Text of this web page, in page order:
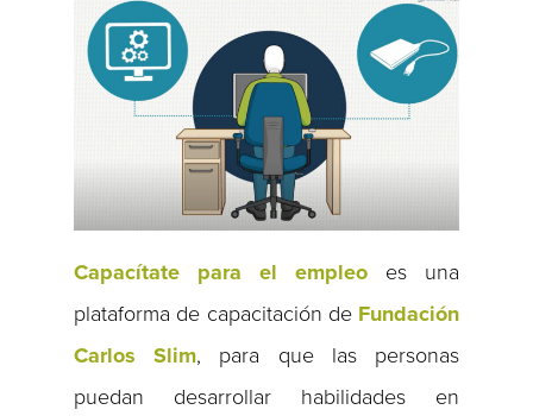
Capacítate para el empleoes una
plataforma de capacitación de Fundación
Carlos Slim, para que las personas
puedan desarrollar habilidades en